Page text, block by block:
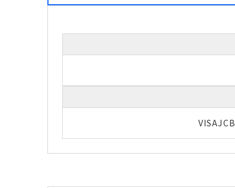
VISAJCB